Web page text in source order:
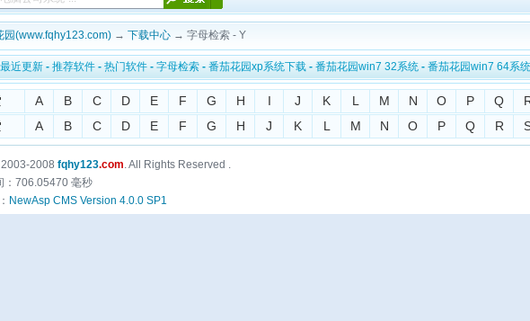
园(www.fqhy123.com) → 下载中心 → 字母检索 - Y
最近更新 - 推荐软件 - 热门软件 - 字母检索 - 番茄花园xp系统下载 - 番茄花园win7 32系统 - 番茄花园win7 64系统
A B C D E F G H I J K L M N O P Q
A B C D E F G H J K L M N O P Q R
2008 fqhy123.com. All Rights Reserved .
：706.05470 毫秒
NewAsp CMS Version 4.0.0 SP1